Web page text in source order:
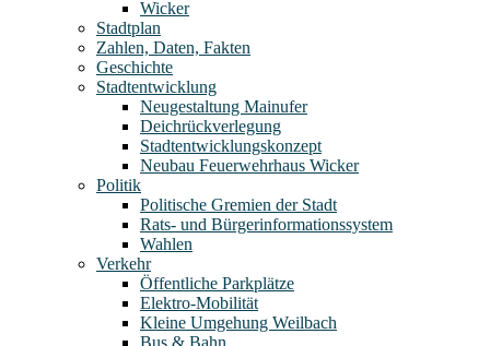
Wicker
Stadtplan
Zahlen, Daten, Fakten
Geschichte
Stadtentwicklung
Neugestaltung Mainufer
Deichrückverlegung
Stadtentwicklungskonzept
Neubau Feuerwehrhaus Wicker
Politik
Politische Gremien der Stadt
Rats- und Bürgerinformationssystem
Wahlen
Verkehr
Öffentliche Parkplätze
Elektro-Mobilität
Kleine Umgehung Weilbach
Bus & Bahn